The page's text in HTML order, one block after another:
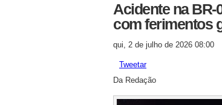
Acidente na BR-
com ferimentos
qui, 2 de julho de 2026 08:00
Tweetar
Da Redação